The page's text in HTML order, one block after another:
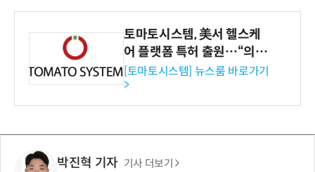
토마토시스템, 美서 헬스케
어 플랫폼 특허 출원…“의료
기관·보험사 공략”
[토마토시스템] 뉴스룸 바로가기
>
박진혁 기자 기사 더보기